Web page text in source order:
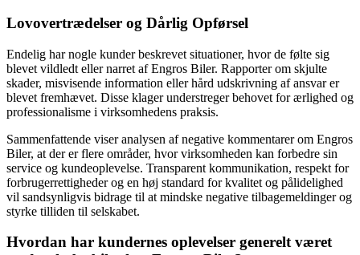
Lovovertrædelser og Dårlig Opførsel
Endelig har nogle kunder beskrevet situationer, hvor de følte sig
blevet vildledt eller narret af Engros Biler. Rapporter om skjulte
skader, misvisende information eller hård udskrivning af ansvar er
blevet fremhævet. Disse klager understreger behovet for ærlighed og
professionalisme i virksomhedens praksis.
Sammenfattende viser analysen af negative kommentarer om Engros
Biler, at der er flere områder, hvor virksomheden kan forbedre sin
service og kundeoplevelse. Transparent kommunikation, respekt for
forbrugerrettigheder og en høj standard for kvalitet og pålidelighed
vil sandsynligvis bidrage til at mindske negative tilbagemeldinger og
styrke tilliden til selskabet.
Hvordan har kundernes oplevelser generelt været